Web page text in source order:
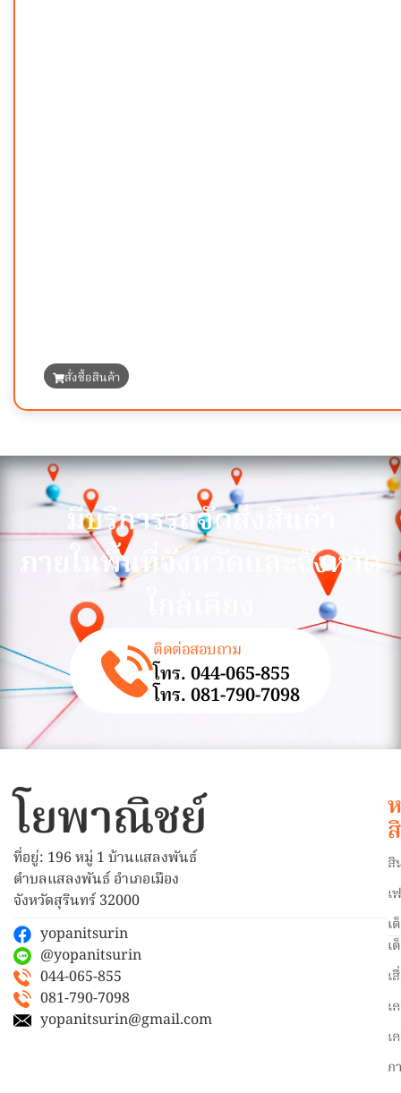
สั่งซื้อสินค้า
มีบริการรถจัดส่งสินค้า
ภายในพื้นที่จังหวัดและจังหวัด
ติดต่อสอบถาม
โทร. 044-065-855
โทร. 081-790-7098
โยพาณิชย์
ที่อยู่: 196 หมู่ 1 บ้านแสลงพันธ์
ตำบลแสลงพันธ์ อำเภอเมือง
จังหวัดสุรินทร์ 32000
yopanitsurin
@yopanitsurin
044-065-855
081-790-7098
yopanitsurin@gmail.com
สิ
เ
เ
เ
เ
เ
เ
ก